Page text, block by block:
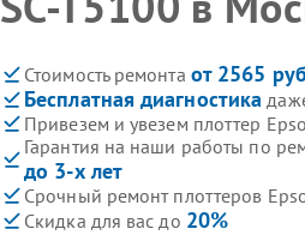
Стоимость ремонта от 2565
Бесплатная диагностика
Привезем и увезем плоттер
Гарантия на наши работы по
до 3-х лет
Срочный ремонт плоттеров
Скидка для вас до 20%